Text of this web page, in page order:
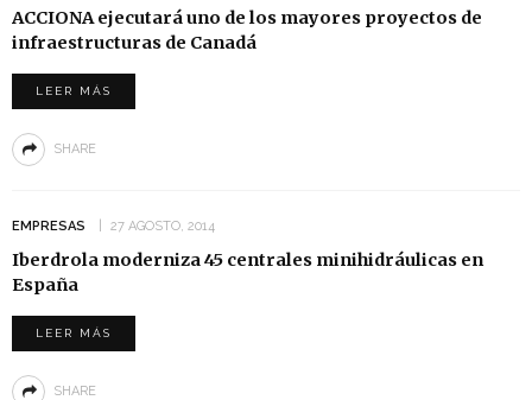
ACCIONA ejecutará uno de los mayores proyectos de
infraestructuras de Canadá
LEER MÁS
SHARE
EMPRESAS 27 AGOSTO, 2014
Iberdrola moderniza 45 centrales minihidráulicas en
España
LEER MÁS
SHARE